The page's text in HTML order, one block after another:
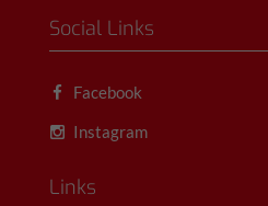
Social Links
Facebook
Instagram
Links